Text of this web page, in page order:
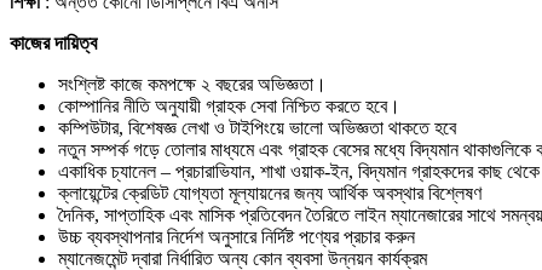
কাজের দায়িত্ব
সংশ্লিষ্ট কাজে কমপক্ষে ২ বছরের অভিজ্ঞতা।
কোম্পানির নীতি অনুযায়ী গ্রাহক সেবা নিশ্চিত করতে হবে।
কম্পিউটার, বিশেষজ্ঞ লেখা ও টাইপিংয়ে ভালো অভিজ্ঞতা থাকতে হবে
নতুন সম্পর্ক গড়ে তোলার মাধ্যমে এবং গ্রাহক বেসের মধ্যে বিদ্যমান
একাধিক চ্যানেল – প্রচারাভিযান, শাখা ওয়াক-ইন, বিদ্যমান গ্রাহকদের কাছ
ক্লায়েন্টের ক্রেডিট যোগ্যতা মূল্যায়নের জন্য আর্থিক অবস্থার বিশ্লেষণ
দৈনিক, সাপ্তাহিক এবং মাসিক প্রতিবেদন তৈরিতে লাইন ম্যানেজারের সাথে
উচ্চ ব্যবস্থাপনার নির্দেশ অনুসারে নির্দিষ্ট পণ্যের প্রচার করুন
ম্যানেজমেন্ট দ্বারা নির্ধারিত অন্য কোন ব্যবসা উন্নয়ন কার্যক্রম